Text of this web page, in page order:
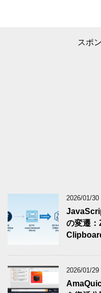
スポ
2026/01/30
の変遷
2026/01/29